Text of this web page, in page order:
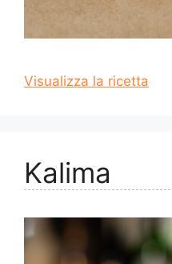
Visualizza la ricetta
Kalima